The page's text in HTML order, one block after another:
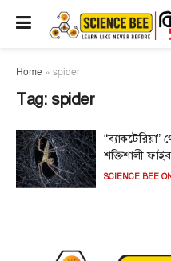
Home » spider
Tag: spider
শক্তিশালী
SCIENCE BEE